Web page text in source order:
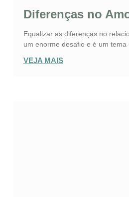
Diferenças no
Equalizar as diferenças no
um enorme desafio e é um tema
VEJA MAIS